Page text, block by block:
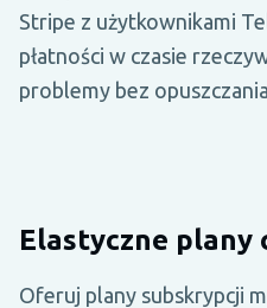
Stripe z użytkownikami
płatności w czasie
problemy bez
Elastyczne plany
Oferuj plany subskrypcji